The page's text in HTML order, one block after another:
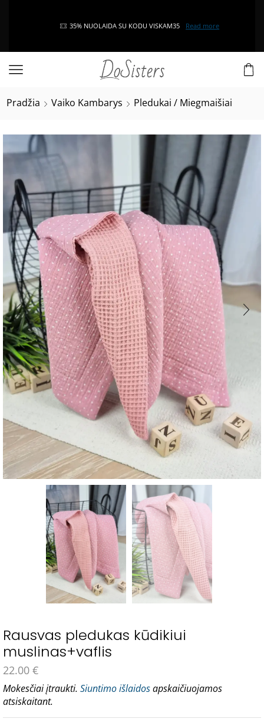
35% NUOLAIDA SU KODU VISKAM35 Read more
Pradžia Vaiko Kambarys Pledukai / Miegmaišiai
Rausvas pledukas kūdikiui
muslinas+vaflis
22.00 €
Mokesčiai įtraukti. Siuntimo išlaidosapskaičiuojamos
atsiskaitant.